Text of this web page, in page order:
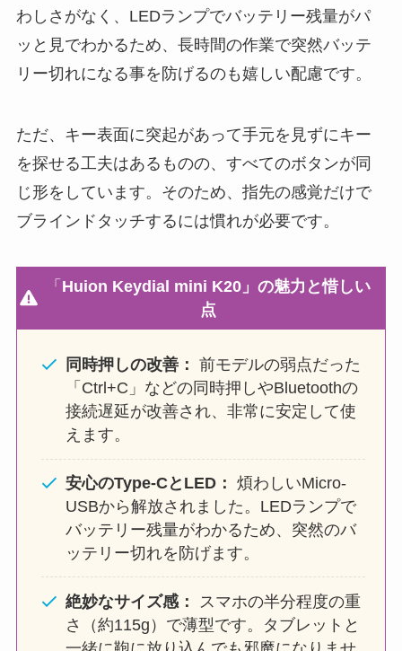
わしさがなく、LEDランプでバッテリー残量がパ
ッと見でわかるため、長時間の作業で突然バッテ
リー切れになる事を防げるのも嬉しい配慮です。
ただ、キー表面に突起があって手元を見ずにキー
を探せる工夫はあるものの、すべてのボタンが同
じ形をしています。そのため、指先の感覚だけで
ブラインドタッチするには慣れが必要です。
「 Huion Keydial mini K20」の魅力と惜しい
点
同時押しの改善： 前モデルの弱点だった
「Ctrl+C」などの同時押しやBluetoothの
接続遅延が改善され、非常に安定して使
えます。
安心のType-CとLED： 煩わしいMicro-
USBから解放されました。LEDランプで
バッテリー残量がわかるため、突然のバ
ッテリー切れを防げます。
絶妙なサイズ感：
スマホの半分程度の重
さ（約115g）で薄型です。タブレットと